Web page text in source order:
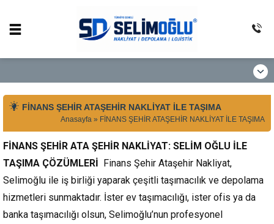
FİNANS ŞEHİR ATAŞEHİR NAKLİYAT İLE TAŞIMA
Anasayfa » FİNANS ŞEHİR ATAŞEHİR NAKLİYAT İLE TAŞIMA
FİNANS ŞEHİR ATA ŞEHİR NAKLİYAT: SELİM OĞLU İLE
TAŞIMA ÇÖZÜMLERİ Finans Şehir Ataşehir Nakliyat,
Selimoğlu ile iş birliği yaparak çeşitli taşımacılık ve depolama
hizmetleri sunmaktadır. İster ev taşımacılığı, ister ofis ya da
banka taşımacılığı olsun, Selimoğlu’nun profesyonel